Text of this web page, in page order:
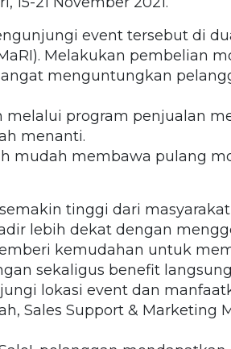
event tersebut di
Melakukan pembelian
menguntungkan
melalui program penjualan
menanti.
mudah membawa pulang
tinggi dari
lebih dekat dengan
kemudahan untuk
sekaligus benefit
lokasi event dan
Sales Support & Marketing